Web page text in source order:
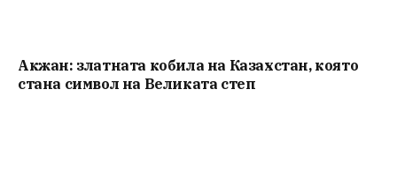
Акжан: златната кобила на Казахстан, която
стана символ на Великата степ